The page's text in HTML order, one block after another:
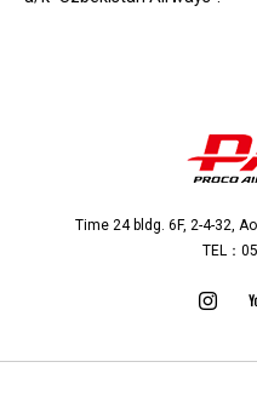
Time 24 bldg. 6F, 2-4-32,
TEL：